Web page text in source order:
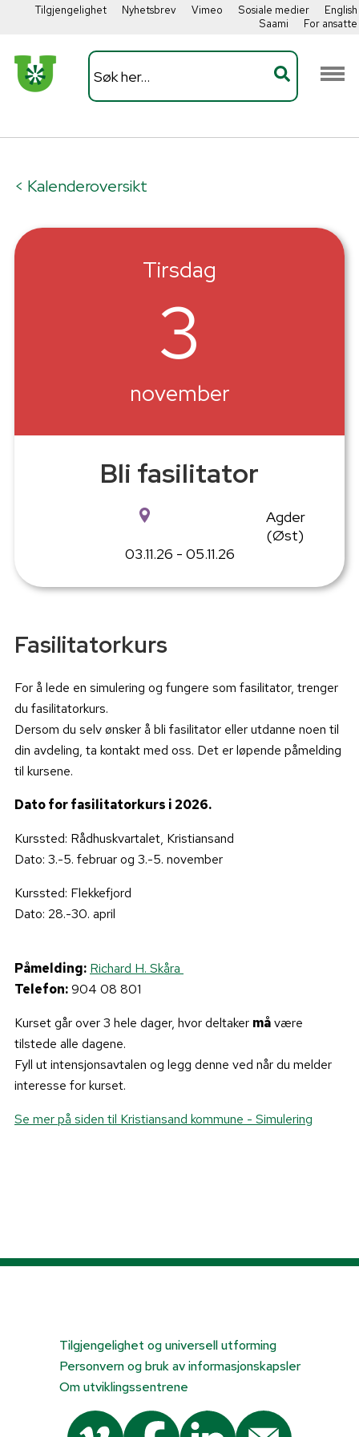
Tilgjengelighet Nyhetsbrev Vimeo Sosiale medier
English
Saami
For ansatte
< Kalenderoversikt
Tirsdag
3
november
Bli fasilitator
Agder
(Øst)
03.11.26 - 05.11.26
Fasilitatorkurs
For å lede en simulering og fungere som fasilitator, trenger
du fasilitatorkurs.
Dersom du selv ønsker å bli fasilitator eller utdanne noen til
din avdeling, ta kontakt med oss. Det er løpende påmelding
til kursene.
Dato for fasilitatorkurs i 2026.
Kurssted: Rådhuskvartalet, Kristiansand
Dato: 3.-5. februar og 3.-5. november
Kurssted: Flekkefjord
Dato: 28.-30. april
Påmelding: Richard H. Skåra
Telefon:904 08 801
Kurset går over 3 hele dager, hvor deltaker måvære
tilstede alle dagene.
Fyll ut intensjonsavtalen og legg denne ved når du melder
interesse for kurset.
Se mer på siden til Kristiansand kommune - Simulering
Tilgjengelighet og universell utforming
Personvern og bruk av informasjonskapsler
Om utviklingssentrene